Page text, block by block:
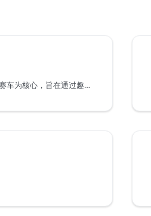
microbit和cutebot智能赛车为核心，旨在通过趣味足球赛的形式，提升学生对体育的理解和理论认知，同时培养他们的科技素养和团队协作能力。